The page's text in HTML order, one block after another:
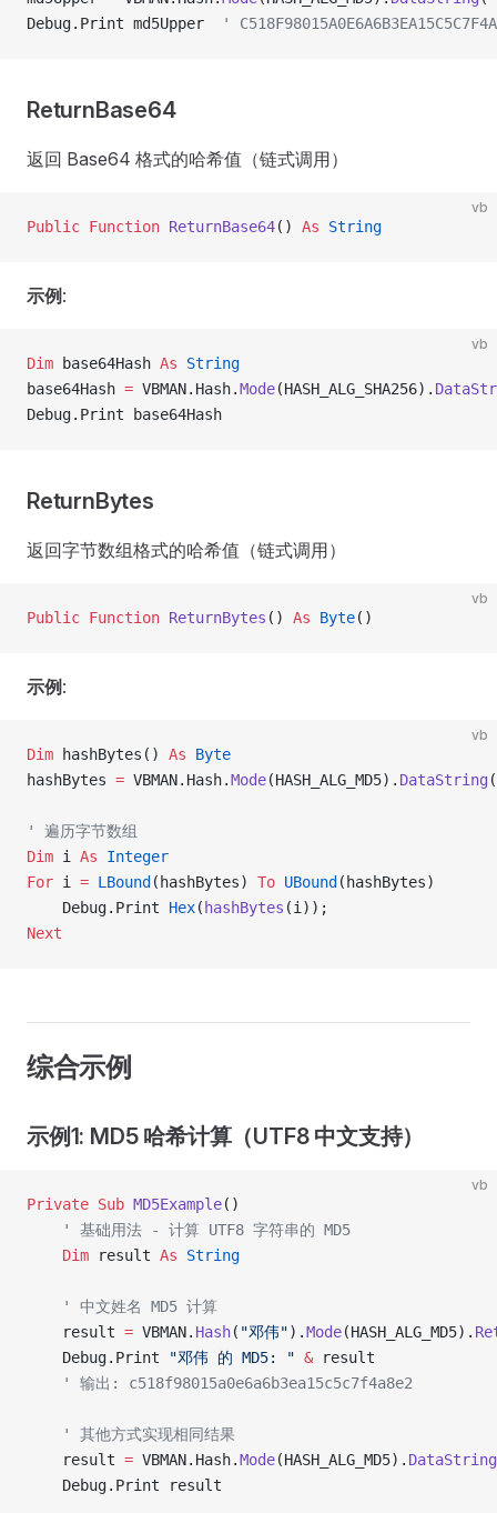
Debug.Print md5Upper
'
ReturnBase64
返回 Base64 格式的哈希值（链式调用）
vb
Public Function ReturnBase64() As String
示例 :
vb
Dim base64Hash As String
base64Hash = VBMAN.Hash.Mode(HASH_ALG_SHA256).
Debug.Print base64Hash
ReturnBytes
返回字节数组格式的哈希值（链式调用）
vb
Public Function ReturnBytes () As Byte()
示例 :
vb
Dim hashBytes() As Byte
hashBytes = VBMAN.Hash.Mode(HASH_ALG_MD5). DataString (
' 遍历字节数组
Dim i As Integer
For i = LBound (hashBytes) To UBound (hashBytes)
    Debug.Print
Hex( hashBytes (i));
Next
综合示例
示例1: MD5 哈希计算（UTF8 中文支持）
vb
Private Sub MD5Example()
    ' 基础用法 - 计算 UTF8 字符串的 MD5
    Dim
result As String
    ' 中文姓名 MD5 计算
    result
= VBMAN. Hash( "邓伟").Mode(HASH_ALG_MD5).
    Debug.Print
"邓伟 的 MD5: " & result
    ' 输出: c518f98015a0e6a6b3ea15c5c7f4a8e2
    ' 其他方式实现相同结果
    result
= VBMAN.Hash.Mode(HASH_ALG_MD5). DataString
    Debug.Print result